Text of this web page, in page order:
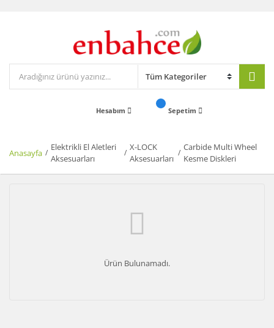
Hesabım Sepetim
Anasayfa
Elektrikli El Aletleri
Aksesuarları
X-LOCK
Aksesuarları
Carbide Multi Wheel
Kesme Diskleri
Ürün Bulunamadı.